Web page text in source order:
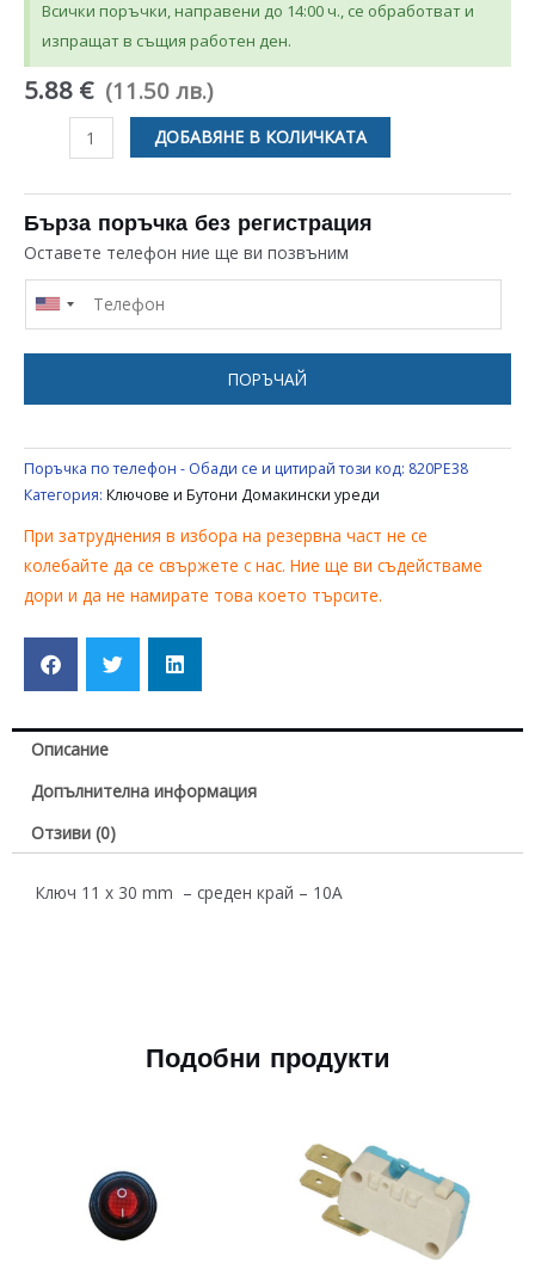
Всички поръчки, направени до 14:00 ч., се обработват и
изпращат в същия работен ден.
5.88 € (11.50 лв.)
количество
КЛЮЧ
10А
11
x
30
СРЕДЕН
ЗА
ДОМАКИНСКИ
UNIVERSAL
ДОБАВЯНЕ В КОЛИЧКАТА
Бърза поръчка без регистрация
Оставете телефон ние ще ви позвъним
ПОРЪЧАЙ
Поръчка по телефон - Обади се и цитирай този код: 820PE38
Категория: Ключове и Бутони Домакински уреди
При затруднения в избора на резервна част не се
колебайте да се свържете с нас. Ние ще ви съдействаме
дори и да не намирате това което търсите.
Описание
Допълнителна информация
Отзиви (0)
Ключ 11 x 30 mm – среден край – 10A
Подобни продукти